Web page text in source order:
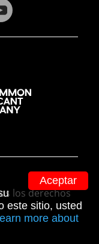
los derechos
Aceptar
este sitio, usted
more about